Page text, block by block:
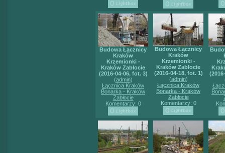
Budowa Łącznicy
Kraków
Krzemionki -
Kraków Zabłocie
(2016-04-06, fot. 3)
(admin)
Łącznica Kraków
Bonarka - Kraków
Zabłocie
Komentarzy: 0
Budowa Łącznicy
Kraków
Krzemionki -
Kraków Zabłocie
(2016-04-18, fot. 1)
(admin)
Łącznica Kraków
Bonarka - Kraków
Zabłocie
Komentarzy: 0